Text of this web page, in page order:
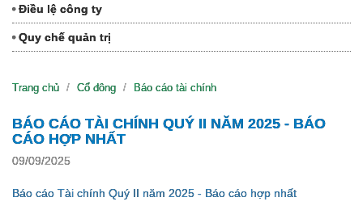
Điều lệ công ty
Quy chế quản trị
Trang chủ Cổ đông Báo cáo tài chính
BÁO CÁO TÀI CHÍNH QUÝ II NĂM 2025 - BÁO
CÁO HỢP NHẤT
09/09/2025
Báo cáo Tài chính Quý II năm 2025 - Báo cáo hợp nhất